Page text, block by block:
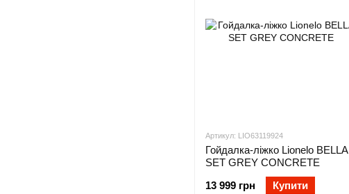
Артикул: LIO63119924
Гойдалка-ліжко Lionelo BELLA
SET GREY CONCRETE
13 999 грн
Купити